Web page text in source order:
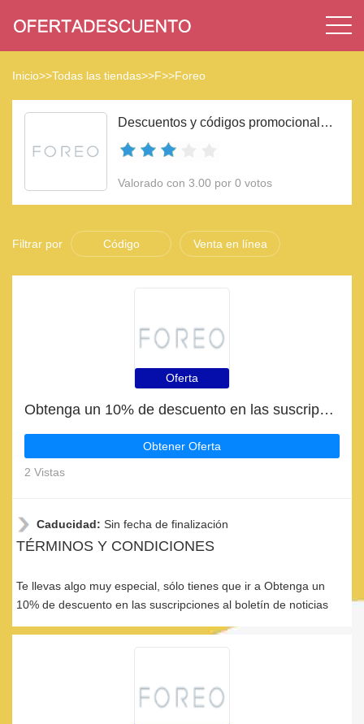
Inicio>>Todas las tiendas>>F>>Foreo
Descuentos y códigos promocionales Foreo 2023
Valorado con 3.00 por 0 votos
Filtrar por Código Venta en línea
Oferta
Obtenga un 10% de descuento en las suscripciones al boletín de noticias
Obtener Oferta
2 Vistas
Caducidad: Sin fecha de finalización
TÉRMINOS Y CONDICIONES
Te llevas algo muy especial, sólo tienes que ir a Obtenga un
10% de descuento en las suscripciones al boletín de noticias